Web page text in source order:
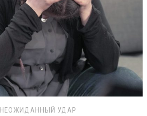
НЕОЖИДАННЫЙ УДАР